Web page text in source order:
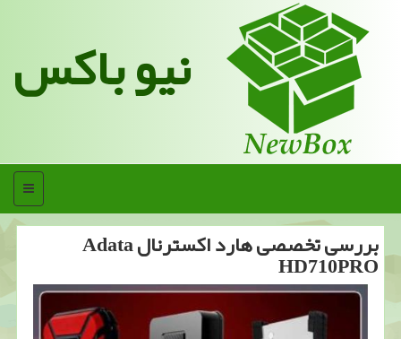
نیو باکس
منو
بررسی تخصصی هارد اكسترنال Adata
HD710PRO